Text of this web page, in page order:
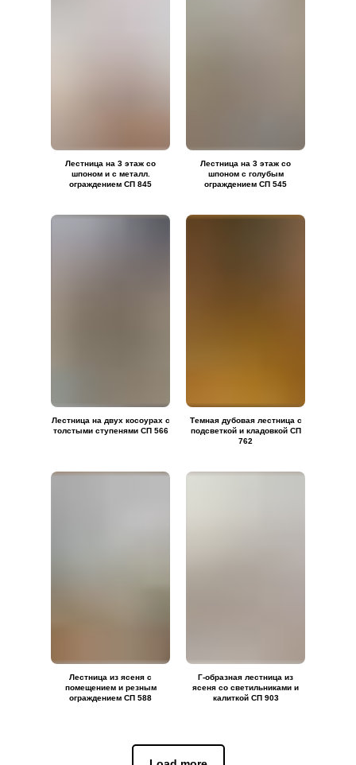
Лестница на 3 этаж со
шпоном и с металл.
ограждением СП 845
Лестница на 3 этаж со
шпоном с голубым
ограждением СП 545
Лестница на двух косоурах с
толстыми ступенями СП 566
Темная дубовая лестница с
подсветкой и кладовкой СП
762
Лестница из ясеня с
помещением и резным
ограждением СП 588
Г-образная лестница из
ясеня со светильниками и
калиткой СП 903